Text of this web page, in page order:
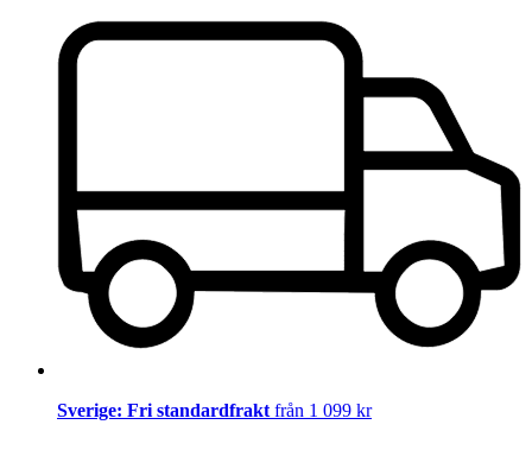
Sverige: Fri standardfrakt från 1 099 kr